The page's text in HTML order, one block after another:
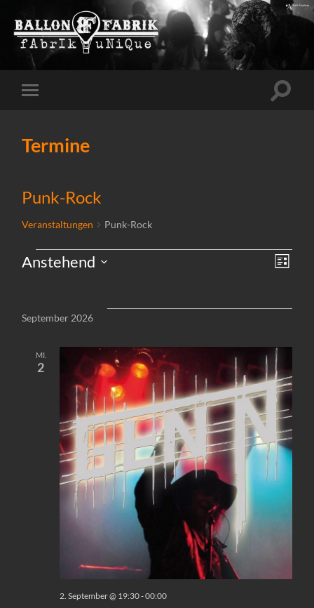
Mobile-
Termine
Punk-Rock
Veranstaltungen Punk-Rock
Liste
Anstehend
September 2026
MI.
2
2. September @ 19:30-00:00